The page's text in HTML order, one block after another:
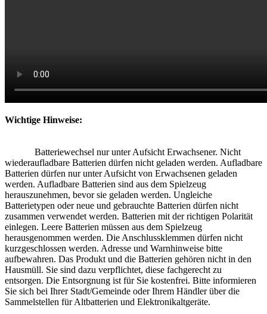
Wichtige Hinweise:
Batteriewechsel nur unter Aufsicht Erwachsener. Nicht
wiederaufladbare Batterien dürfen nicht geladen werden. Aufladbare
Batterien dürfen nur unter Aufsicht von Erwachsenen geladen
werden. Aufladbare Batterien sind aus dem Spielzeug
herauszunehmen, bevor sie geladen werden. Ungleiche
Batterietypen oder neue und gebrauchte Batterien dürfen nicht
zusammen verwendet werden. Batterien mit der richtigen Polarität
einlegen. Leere Batterien müssen aus dem Spielzeug
herausgenommen werden. Die Anschlussklemmen dürfen nicht
kurzgeschlossen werden. Adresse und Warnhinweise bitte
aufbewahren. Das Produkt und die Batterien gehören nicht in den
Hausmüll. Sie sind dazu verpflichtet, diese fachgerecht zu
entsorgen. Die Entsorgnung ist für Sie kostenfrei. Bitte informieren
Sie sich bei Ihrer Stadt/Gemeinde oder Ihrem Händler über die
Sammelstellen für Altbatterien und Elektronikaltgeräte.